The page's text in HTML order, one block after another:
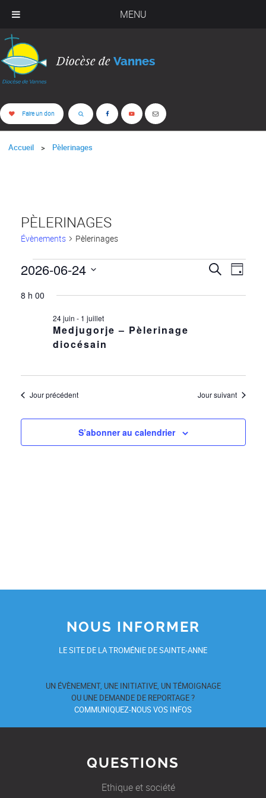
MENU
Diocèse de Vannes
Faire un don
Accueil Pèlerinages
PÈLERINAGES
Évènements Pèlerinages
ÉVÈNEMENTS
FOR
JUIN
2026
ET
VUES
Recherche
Jour
2026-06-24
une
8 h 00
Medjugorje – Pèlerinage
diocésain
24 juin - 1 juillet
Jour précédent Jour suivant
S’abonner au calendrier
NOUS INFORMER
LE SITE DE LA TROMÉNIE DE SAINTE-ANNE
UN ÉVÈNEMENT, UNE INITIATIVE, UN TÉMOIGNAGE
OU UNE DEMANDE DE REPORTAGE ?
COMMUNIQUEZ-NOUS VOS INFOS
QUESTIONS
Ethique et société